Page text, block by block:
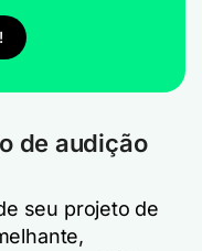
de audição
seu projeto de